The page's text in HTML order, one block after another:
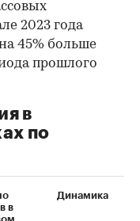
2023 года
45% больше
прошлого
в
по
в
Динамика